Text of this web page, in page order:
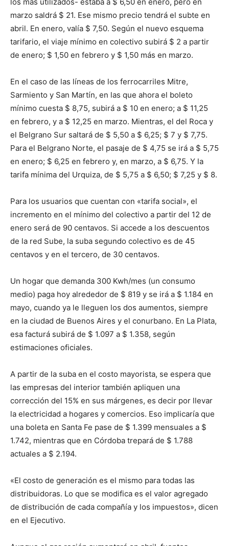
marzo saldrá $ 21. Ese mismo precio tendrá el subte en
abril. En enero, valía $ 7,50. Según el nuevo esquema
tarifario, el viaje mínimo en colectivo subirá $ 2 a partir
de enero; $ 1,50 en febrero y $ 1,50 más en marzo.
En el caso de las líneas de los ferrocarriles Mitre,
Sarmiento y San Martín, en las que ahora el boleto
mínimo cuesta $ 8,75, subirá a $ 10 en enero; a $ 11,25
en febrero, y a $ 12,25 en marzo. Mientras, el del Roca y
el Belgrano Sur saltará de $ 5,50 a $ 6,25; $ 7 y $ 7,75.
Para el Belgrano Norte, el pasaje de $ 4,75 se irá a $ 5,75
en enero; $ 6,25 en febrero y, en marzo, a $ 6,75. Y la
tarifa mínima del Urquiza, de $ 5,75 a $ 6,50; $ 7,25 y $ 8.
Para los usuarios que cuentan con «tarifa social», el
incremento en el mínimo del colectivo a partir del 12 de
enero será de 90 centavos. Si accede a los descuentos
de la red Sube, la suba segundo colectivo es de 45
centavos y en el tercero, de 30 centavos.
Un hogar que demanda 300 Kwh/mes (un consumo
medio) paga hoy alrededor de $ 819 y se irá a $ 1.184 en
mayo, cuando ya le lleguen los dos aumentos, siempre
en la ciudad de Buenos Aires y el conurbano. En La Plata,
esa facturá subirá de $ 1.097 a $ 1.358, según
estimaciones oficiales.
A partir de la suba en el costo mayorista, se espera que
las empresas del interior también apliquen una
corrección del 15% en sus márgenes, es decir por llevar
la electricidad a hogares y comercios. Eso implicaría que
una boleta en Santa Fe pase de $ 1.399 mensuales a $
1.742, mientras que en Córdoba trepará de $ 1.788
actuales a $ 2.194.
«El costo de generación es el mismo para todas las
distribuidoras. Lo que se modifica es el valor agregado
de distribución de cada compañía y los impuestos», dicen
en el Ejecutivo.